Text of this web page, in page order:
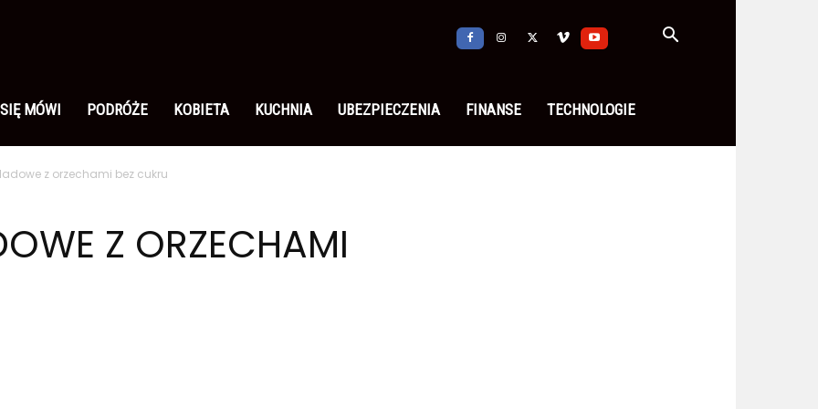
MÓWI PODRÓŻE KOBIETA KUCHNIA UBEZPIECZENIA FINANSE TECHNOLOGIE
z orzechami bez cukru
Z ORZECHAMI